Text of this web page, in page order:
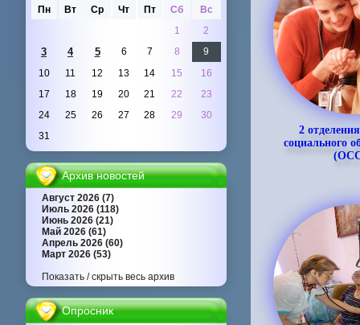
Пн Вт Ср Чт Пт Сб
Вс
1
2
3 4 5 6 7 8
9
10
11 12 13 14 15
16
17
18 19 20 21 22
23
24
25 26 27 28 29
30
31
Архив новостей
Август 2026 (7)
Июль 2026 (118)
Июнь 2026 (21)
Май 2026 (61)
Апрель 2026 (60)
Март 2026 (53)
Показать / скрыть весь архив
Опросник
2
социального